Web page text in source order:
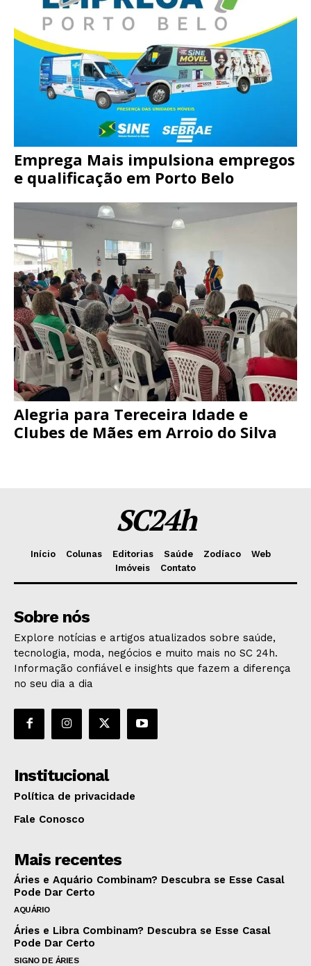
Emprega Mais impulsiona empregos
e qualificação em Porto Belo
Alegria para Tereceira Idade e
Clubes de Mães em Arroio do Silva
SC24h
Início Colunas Editorias Saúde Zodíaco
Web
Imóveis
Contato
Sobre nós
Explore notícias e artigos atualizados sobre saúde,
tecnologia, moda, negócios e muito mais no SC 24h.
Informação confiável e insights que fazem a diferença
no seu dia a dia
Institucional
Política de privacidade
Fale Conosco
Mais recentes
Áries e Aquário Combinam? Descubra se Esse Casal
Pode Dar Certo
AQUÁRIO
Áries e Libra Combinam? Descubra se Esse Casal
Pode Dar Certo
SIGNO DE ÁRIES